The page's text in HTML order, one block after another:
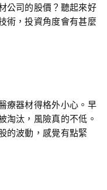
公司的股價？聽起來好
術，投資角度會有甚麼
療器材得格外小心。早
淘汰，風險真的不低。
的波動，感覺有點緊